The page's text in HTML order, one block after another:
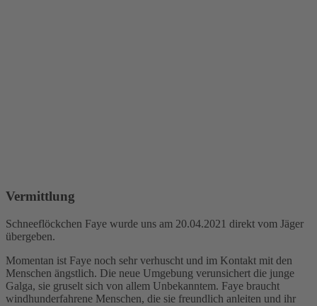
Vermittlung
Schneeflöckchen Faye wurde uns am 20.04.2021 direkt vom Jäger
übergeben.
Momentan ist Faye noch sehr verhuscht und im Kontakt mit den
Menschen ängstlich. Die neue Umgebung verunsichert die junge
Galga, sie gruselt sich von allem Unbekanntem. Faye braucht
windhunderfahrene Menschen, die sie freundlich anleiten und ihr